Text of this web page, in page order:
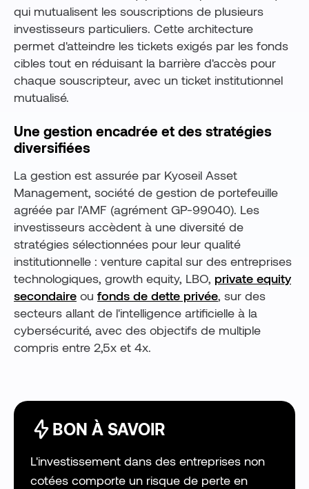
qui mutualisent les souscriptions de plusieurs
investisseurs particuliers. Cette architecture
permet d'atteindre les tickets exigés par les fonds
cibles tout en réduisant la barrière d'accès pour
chaque souscripteur, avec un ticket institutionnel
mutualisé.
Une gestion encadrée et des stratégies
diversifiées
La gestion est assurée par Kyoseil Asset
Management, société de gestion de portefeuille
agréée par l'AMF (agrément GP-99040). Les
investisseurs accèdent à une diversité de
stratégies sélectionnées pour leur qualité
institutionnelle : venture capital sur des entreprises
technologiques, growth equity, LBO, private equity
secondaire ou fonds de dette privée, sur des
secteurs allant de l'intelligence artificielle à la
cybersécurité, avec des objectifs de multiple
compris entre 2,5x et 4x.
BON À SAVOIR
L'investissement dans des entreprises non
cotées comporte un risque de perte en